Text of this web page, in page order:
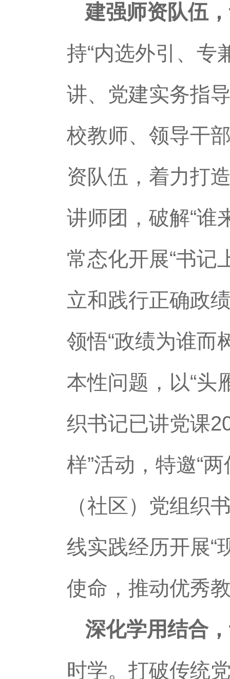
建强师资队伍
持“内选外引、专
讲、党建实务指
校教师、领导干
资队伍，着力打
讲师团，破解“谁
常态化开展“书记
立和践行正确政
领悟“政绩为谁而
本性问题，以“头
织书记已讲党课
样”活动，特邀“
（社区）党组织
线实践经历开展“
使命，推动优秀
深化学用结合
时学。打破传统